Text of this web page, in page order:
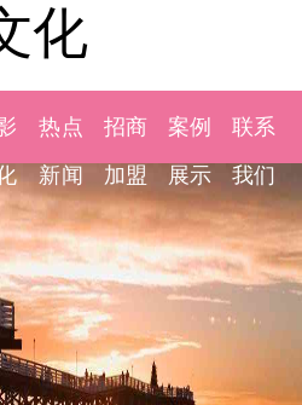
化
热点
新闻
招商
加盟
案例
展示
联系
我们